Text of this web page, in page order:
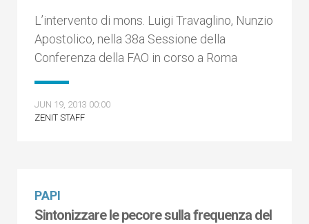
L’intervento di mons. Luigi Travaglino, Nunzio
Apostolico, nella 38a Sessione della
Conferenza della FAO in corso a Roma
JUN 19, 2013 00:00
ZENIT STAFF
PAPI
Sintonizzare le pecore sulla frequenza del